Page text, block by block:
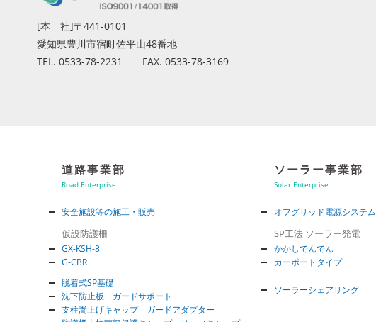
[本 社]〒441-0101
愛知県豊川市宿町佐平山48番地
TEL. 0533-78-2231 FAX. 0533-78-3169
道路事業部
Road Enterprise
安全施設等の施工・販売
仮設防護柵
GX-KSH-8
G-CBR
脱着式SP基礎
沈下防止板 ガードサポート
支柱嵩上げキャップ ガードアダプター
ソーラー事業部
Solar Enterprise
オフグリッド電源システム
SP工法 ソーラー発電
かかしでんでん
カーポートタイプ
ソーラーシェアリング